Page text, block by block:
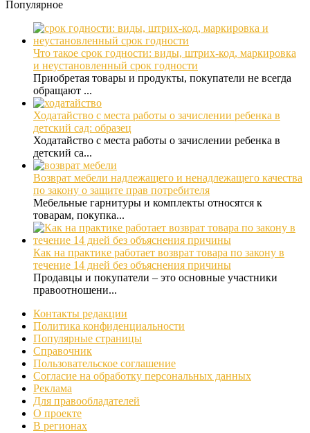
Популярное
Что такое срок годности: виды, штрих-код, маркировка
и неустановленный срок годности
Приобретая товары и продукты, покупатели не всегда
обращают ...
Ходатайство с места работы о зачислении ребенка в
детский сад: образец
Ходатайство с места работы о зачислении ребенка в
детский са...
Возврат мебели надлежащего и ненадлежащего качества
по закону о защите прав потребителя
Мебельные гарнитуры и комплекты относятся к
товарам, покупка...
Как на практике работает возврат товара по закону в
течение 14 дней без объяснения причины
Продавцы и покупатели – это основные участники
правоотношени...
Контакты редакции
Политика конфиденциальности
Популярные страницы
Справочник
Пользовательское соглашение
Согласие на обработку персональных данных
Реклама
Для правообладателей
О проекте
В регионах